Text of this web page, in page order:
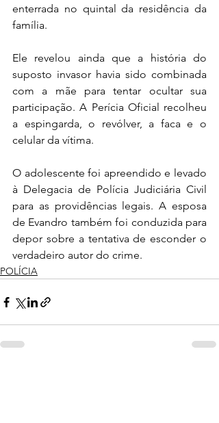
enterrada no quintal da residência da
família.
Ele revelou ainda que a história do
suposto invasor havia sido combinada
com a mãe para tentar ocultar sua
participação. A Perícia Oficial recolheu
a espingarda, o revólver, a faca e o
celular da vítima.
O adolescente foi apreendido e levado
à Delegacia de Polícia Judiciária Civil
para as providências legais. A esposa
de Evandro também foi conduzida para
depor sobre a tentativa de esconder o
verdadeiro autor do crime.
POLÍCIA